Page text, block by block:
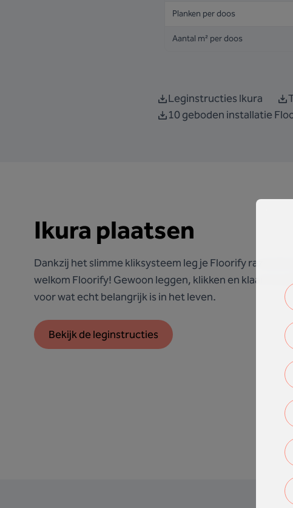
Planken per doos
Aantal m² per doos
Leginstructies Ikura
10 geboden installatie
Ikura plaatsen
Dankzij het slimme kliksysteem leg je Floorify
welkom Floorify! Gewoon leggen, klikken en klaar! Zo
voor wat echt belangrijk is in het leven.
Bekijk de leginstructies